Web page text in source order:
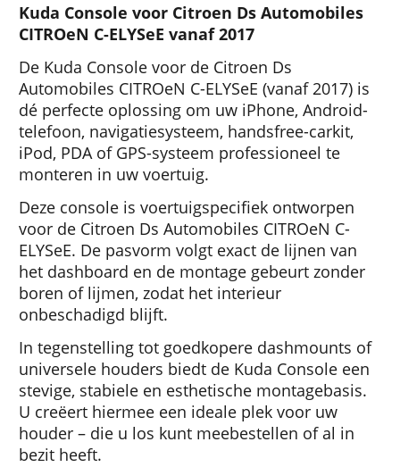
Kuda Console voor Citroen Ds Automobiles
CITROeN C-ELYSeE vanaf 2017
De Kuda Console voor de Citroen Ds
Automobiles CITROeN C-ELYSeE (vanaf 2017) is
dé perfecte oplossing om uw iPhone, Android-
telefoon, navigatiesysteem, handsfree-carkit,
iPod, PDA of GPS-systeem professioneel te
monteren in uw voertuig.
Deze console is voertuigspecifiek ontworpen
voor de Citroen Ds Automobiles CITROeN C-
ELYSeE. De pasvorm volgt exact de lijnen van
het dashboard en de montage gebeurt zonder
boren of lijmen, zodat het interieur
onbeschadigd blijft.
In tegenstelling tot goedkopere dashmounts of
universele houders biedt de Kuda Console een
stevige, stabiele en esthetische montagebasis.
U creëert hiermee een ideale plek voor uw
houder – die u los kunt meebestellen of al in
bezit heeft.